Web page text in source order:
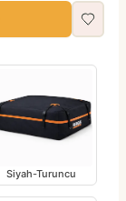
Siyah-Turuncu